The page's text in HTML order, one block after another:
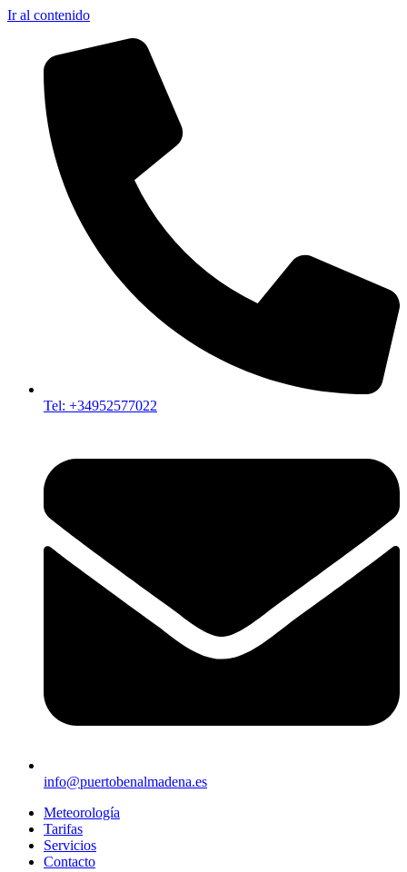
Ir al contenido
Tel: +34952577022
info@puertobenalmadena.es
Meteorología
Tarifas
Servicios
Contacto